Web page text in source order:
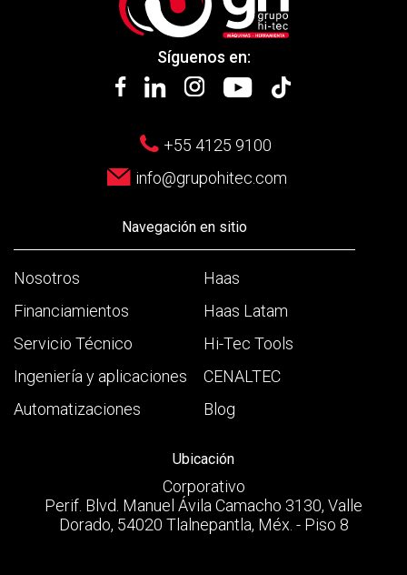
Síguenos en:
+55 4125 9100
info@grupohitec.com
Navegación en sitio
Nosotros
Financiamientos
Servicio Técnico
Ingeniería y aplicaciones
Automatizaciones
Haas
Haas Latam
Hi-Tec Tools
CENALTEC
Blog
Ubicación
Corporativo
Perif. Blvd. Manuel Ávila Camacho 3130, Valle
Dorado, 54020 Tlalnepantla, Méx. - Piso 8